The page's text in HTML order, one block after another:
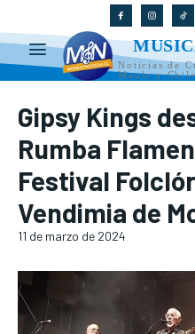
Noticias de
Maule y
Gipsy Kings
Rumba
Festival
Vendimia de
11 de marzo de 2024